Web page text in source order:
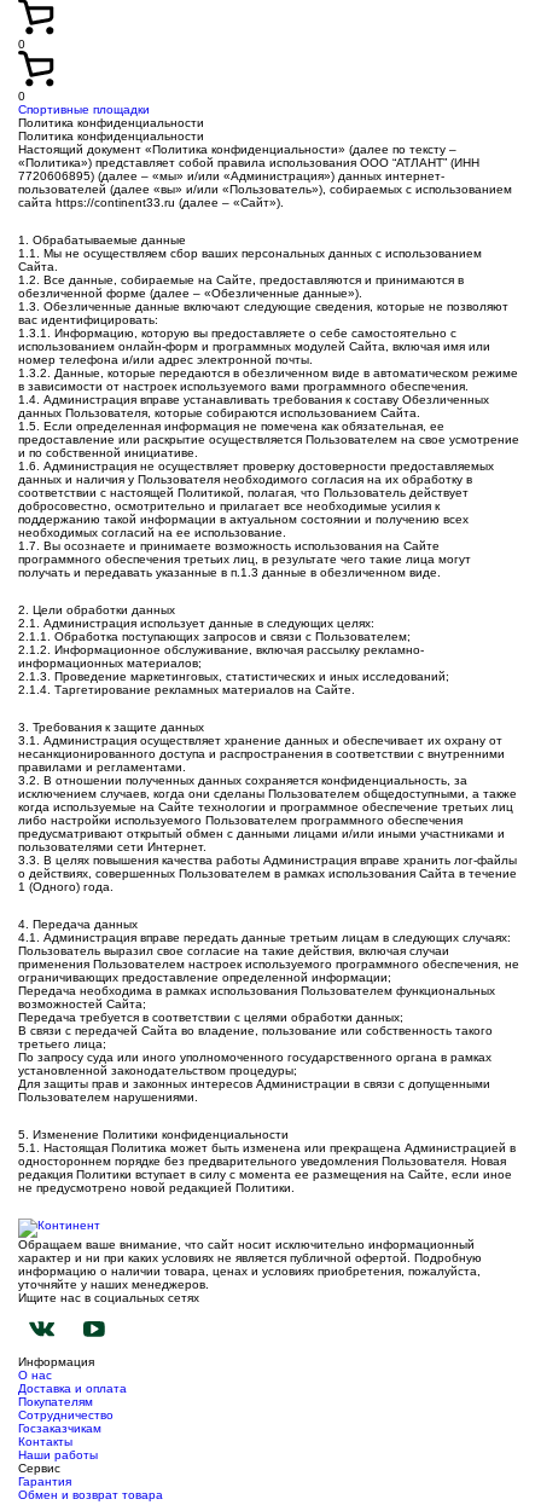
0
0
Спортивные площадки
Политика конфиденциальности
Политика конфиденциальности
Настоящий документ «Политика конфиденциальности» (далее по тексту –
«Политика») представляет собой правила использования ООО “АТЛАНТ” (ИНН
7720606895) (далее – «мы» и/или «Администрация») данных интернет-
пользователей (далее «вы» и/или «Пользователь»), собираемых с использованием
сайта https://continent33.ru (далее – «Сайт»).
1. Обрабатываемые данные
1.1. Мы не осуществляем сбор ваших персональных данных с использованием
Сайта.
1.2. Все данные, собираемые на Сайте, предоставляются и принимаются в
обезличенной форме (далее – «Обезличенные данные»).
1.3. Обезличенные данные включают следующие сведения, которые не позволяют
вас идентифицировать:
1.3.1. Информацию, которую вы предоставляете о себе самостоятельно с
использованием онлайн-форм и программных модулей Сайта, включая имя или
номер телефона и/или адрес электронной почты.
1.3.2. Данные, которые передаются в обезличенном виде в автоматическом режиме
в зависимости от настроек используемого вами программного обеспечения.
1.4. Администрация вправе устанавливать требования к составу Обезличенных
данных Пользователя, которые собираются использованием Сайта.
1.5. Если определенная информация не помечена как обязательная, ее
предоставление или раскрытие осуществляется Пользователем на свое усмотрение
и по собственной инициативе.
1.6. Администрация не осуществляет проверку достоверности предоставляемых
данных и наличия у Пользователя необходимого согласия на их обработку в
соответствии с настоящей Политикой, полагая, что Пользователь действует
добросовестно, осмотрительно и прилагает все необходимые усилия к
поддержанию такой информации в актуальном состоянии и получению всех
необходимых согласий на ее использование.
1.7. Вы осознаете и принимаете возможность использования на Сайте
программного обеспечения третьих лиц, в результате чего такие лица могут
получать и передавать указанные в п.1.3 данные в обезличенном виде.
2. Цели обработки данных
2.1. Администрация использует данные в следующих целях:
2.1.1. Обработка поступающих запросов и связи с Пользователем;
2.1.2. Информационное обслуживание, включая рассылку рекламно-
информационных материалов;
2.1.3. Проведение маркетинговых, статистических и иных исследований;
2.1.4. Таргетирование рекламных материалов на Сайте.
3. Требования к защите данных
3.1. Администрация осуществляет хранение данных и обеспечивает их охрану от
несанкционированного доступа и распространения в соответствии с внутренними
правилами и регламентами.
3.2. В отношении полученных данных сохраняется конфиденциальность, за
исключением случаев, когда они сделаны Пользователем общедоступными, а также
когда используемые на Сайте технологии и программное обеспечение третьих лиц
либо настройки используемого Пользователем программного обеспечения
предусматривают открытый обмен с данными лицами и/или иными участниками и
пользователями сети Интернет.
3.3. В целях повышения качества работы Администрация вправе хранить лог-файлы
о действиях, совершенных Пользователем в рамках использования Сайта в течение
1 (Одного) года.
4. Передача данных
4.1. Администрация вправе передать данные третьим лицам в следующих случаях:
Пользователь выразил свое согласие на такие действия, включая случаи
применения Пользователем настроек используемого программного обеспечения, не
ограничивающих предоставление определенной информации;
Передача необходима в рамках использования Пользователем функциональных
возможностей Сайта;
Передача требуется в соответствии с целями обработки данных;
В связи с передачей Сайта во владение, пользование или собственность такого
третьего лица;
По запросу суда или иного уполномоченного государственного органа в рамках
установленной законодательством процедуры;
Для защиты прав и законных интересов Администрации в связи с допущенными
Пользователем нарушениями.
5. Изменение Политики конфиденциальности
5.1. Настоящая Политика может быть изменена или прекращена Администрацией в
одностороннем порядке без предварительного уведомления Пользователя. Новая
редакция Политики вступает в силу с момента ее размещения на Сайте, если иное
не предусмотрено новой редакцией Политики.
Обращаем ваше внимание, что сайт носит исключительно информационный
характер и ни при каких условиях не является публичной офертой. Подробную
информацию о наличии товара, ценах и условиях приобретения, пожалуйста,
уточняйте у наших менеджеров.
Ищите нас в социальных сетях
Информация
О нас
Доставка и оплата
Покупателям
Сотрудничество
Госзаказчикам
Контакты
Наши работы
Сервис
Гарантия
Обмен и возврат товара